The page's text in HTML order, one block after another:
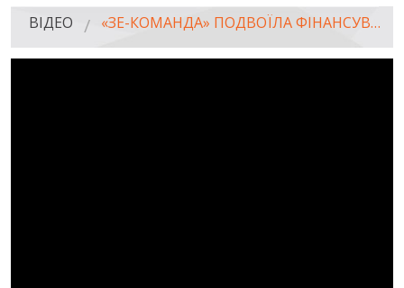
ГОЛОВНА
ВІДЕО «ЗЕ-КОМАНДА» ПОДВОЇЛА ФІНАНСУВАННЯ ПОДАТКОВОЇ МІЛІЦІЇ, ЯКУ ЗЕЛЕНСЬКИЙ ОБІЦЯВ ЛІКВІДУВАТИ